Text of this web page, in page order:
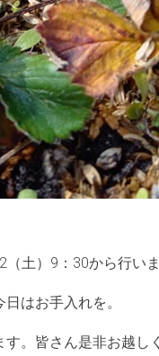
土）9：30から行いま
はお手入れを。
。皆さん是非お越し